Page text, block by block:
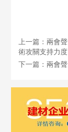
上一篇：兩會
術攻關支持力度
下一篇：兩會